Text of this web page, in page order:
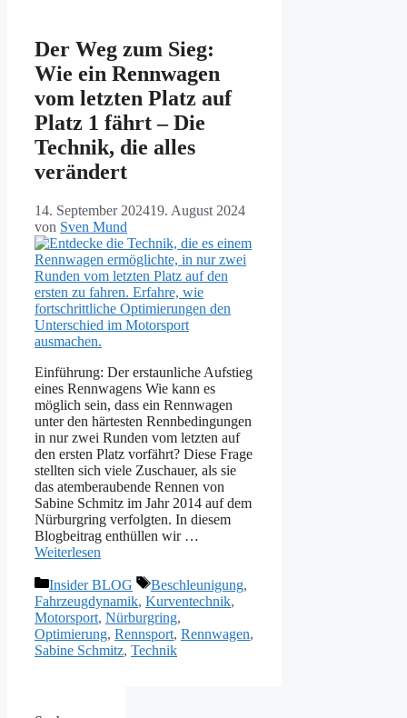
Der Weg zum Sieg:
Wie ein Rennwagen
vom letzten Platz auf
Platz 1 fährt – Die
Technik, die alles
verändert
14. September 202419. August 2024
von Sven Mund
Einführung: Der erstaunliche Aufstieg
eines Rennwagens Wie kann es
möglich sein, dass ein Rennwagen
unter den härtesten Rennbedingungen
in nur zwei Runden vom letzten auf
den ersten Platz vorfährt? Diese Frage
stellten sich viele Zuschauer, als sie
das atemberaubende Rennen von
Sabine Schmitz im Jahr 2014 auf dem
Nürburgring verfolgten. In diesem
Blogbeitrag enthüllen wir …
Weiterlesen
Kategorien
Insider BLOG Schlagwörter
Beschleunigung,
Fahrzeugdynamik, Kurventechnik,
Motorsport, Nürburgring,
Optimierung, Rennsport, Rennwagen,
Sabine Schmitz, Technik